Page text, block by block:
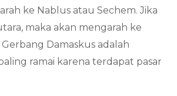
ke Nablus atau Sechem. Jika
maka akan mengarah ke
Gerbang Damaskus adalah
ramai karena terdapat pasar